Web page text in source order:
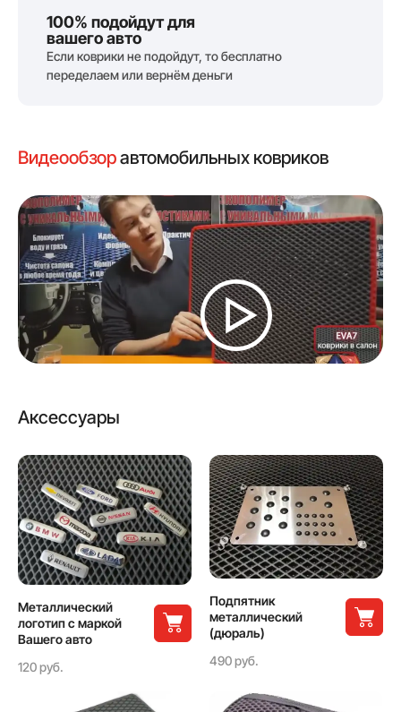
Видеообзоравтомобильных ковриков
100% подойдут для
вашего авто
Если коврики не подойдут, то бесплатно
переделаем или вернём деньги
Аксессуары
Металлический
логотип с маркой
Вашего авто
120 руб.
Подпятник
металлический
(дюраль)
490 руб.